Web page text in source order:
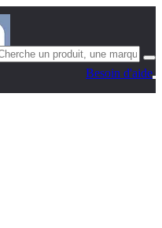
Besoin d'aide